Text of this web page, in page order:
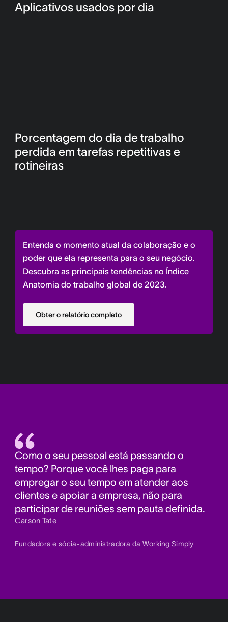
Aplicativos usados por dia
Porcentagem do dia de trabalho
perdida em tarefas repetitivas e
rotineiras
Entenda o momento atual da colaboração e o
poder que ela representa para o seu negócio.
Descubra as principais tendências no Índice
Anatomia do trabalho global de 2023.
Obter o relatório completo
Como o seu pessoal está passando o
tempo? Porque você lhes paga para
empregar o seu tempo em atender aos
clientes e apoiar a empresa, não para
participar de reuniões sem pauta definida.
Carson Tate
Fundadora e sócia-administradora da Working Simply